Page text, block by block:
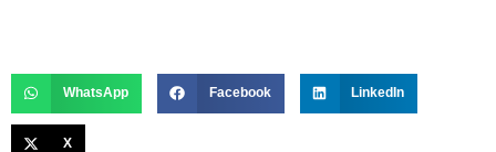
WhatsApp Facebook LinkedIn
X